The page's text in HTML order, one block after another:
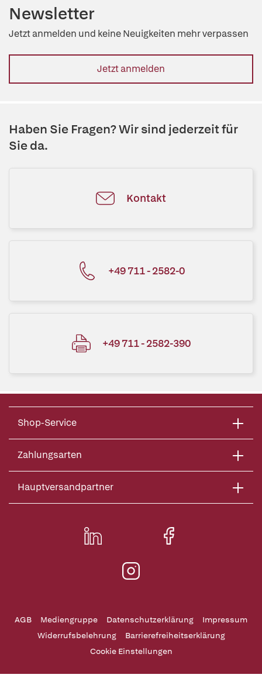
Newsletter
Jetzt anmelden und keine Neuigkeiten mehr verpassen
Jetzt anmelden
Haben Sie Fragen? Wir sind jederzeit für
Sie da.
Kontakt
+49 711 - 2582-0
+49 711 - 2582-390
Shop-Service
Zahlungsarten
Hauptversandpartner
AGB Mediengruppe Datenschutzerklärung
Impressum
Widerrufsbelehrung
Barrierefreiheitserklärung
Cookie Einstellungen